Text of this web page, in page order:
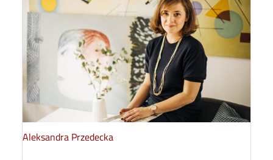
Aleksandra Przedecka